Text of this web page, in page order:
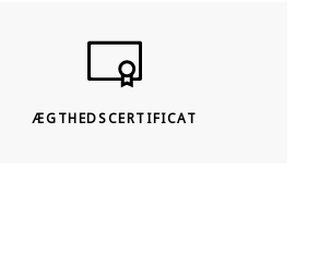
ÆGTHEDSCERTIFICAT